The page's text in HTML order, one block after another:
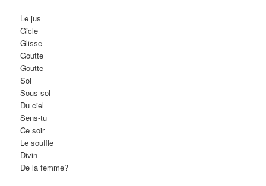
Le jus
Gicle
Glisse
Goutte
Goutte
Sol
Sous-sol
Du ciel
Sens-tu
Ce soir
Le souffle
Divin
De la femme?